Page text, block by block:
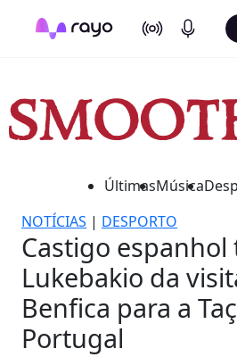
On Air Podcasts
ÚltimasMúsica
NOTÍCIAS | DESPORTO
Castigo espanhol
Lukebakio da
Benfica para a
Portugal